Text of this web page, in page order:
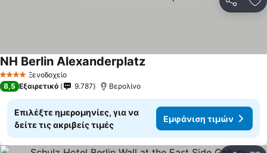
4 ΑστέριαΞενοδοχείο
NH Berlin AlexanderplatzΕμφάνιση τιμών
8,5 Εξαιρετικό 9.787 Βερολίνο
Επιλέξτε ημερομηνίες, για να
δείτε τις ακριβείς τιμές
Εμφάνιση τιμών